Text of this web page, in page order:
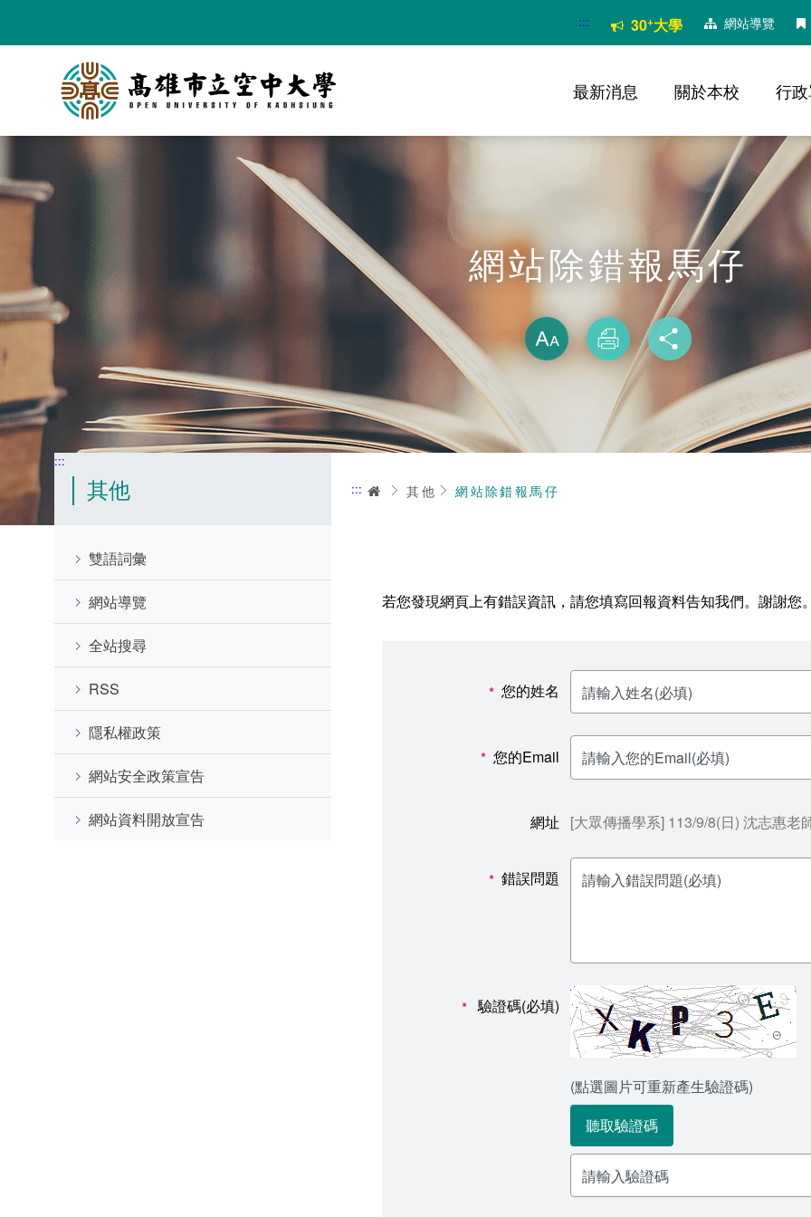
要
::: 30+大學 網站導覽
最新消息 關於本校 行
網站除錯報馬仔
放大
列印
:::
其他
雙語詞彙
網站導覽
全站搜尋
RSS
隱私權政策
網站安全政策宣告
網站資料開放宣告
::: 首頁其他 網站除錯報馬仔
若您發現網頁上有錯誤資訊，請您填寫回報資料告知我們。謝謝您
* 您的姓名
* 您的Email
網址 [大眾傳播學系] 113/9/8(日) 沈志惠老
* 錯誤問題
* 驗證碼(必填)
(點選圖片可重新產生驗證碼)
聽取驗證碼